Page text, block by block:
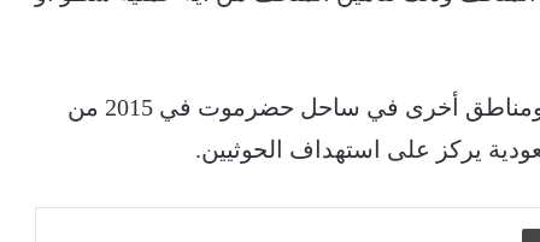
وسيطر التنظيم على عاصمة محافظة المكلا ومناطق أخرى في ساحل حضرموت في 2015 من
يركز على استهداف الحوثيين.